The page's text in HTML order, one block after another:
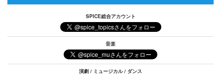
SPICE総合アカウント
音楽
演劇 / ミュージカル / ダンス